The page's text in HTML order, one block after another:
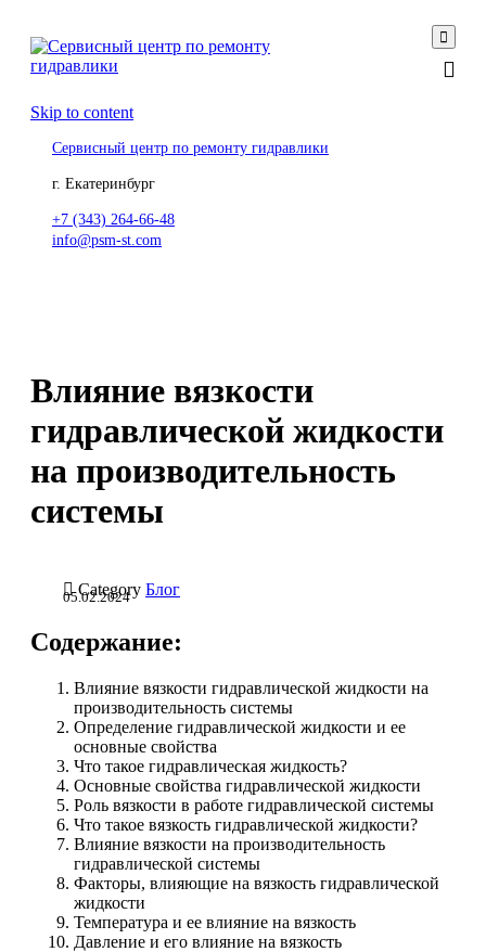

Skip to content
Сервисный центр по ремонту гидравлики
г. Екатеринбург
+7 (343) 264-66-48
info@psm-st.com
Влияние вязкости
гидравлической жидкости
на производительность
системы
 Category Блог
05.02.2024
Содержание:
Влияние вязкости гидравлической жидкости на
производительность системы
Определение гидравлической жидкости и ее
основные свойства
Что такое гидравлическая жидкость?
Основные свойства гидравлической жидкости
Роль вязкости в работе гидравлической системы
Что такое вязкость гидравлической жидкости?
Влияние вязкости на производительность
гидравлической системы
Факторы, влияющие на вязкость гидравлической
жидкости
Температура и ее влияние на вязкость
Давление и его влияние на вязкость